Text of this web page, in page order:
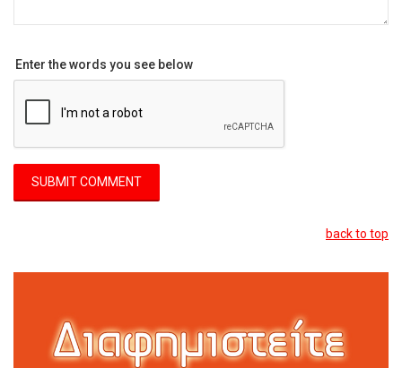
Enter the words you see below
back to top